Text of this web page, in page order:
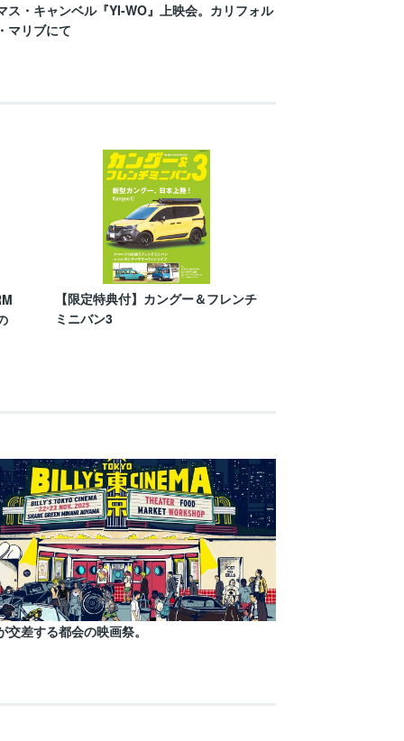
ス・キャンベル『YI-WO』上映会。カリフォル
マリブにて
【限定特典付】カングー＆フレンチ
ミニバン3
交差する都会の映画祭。